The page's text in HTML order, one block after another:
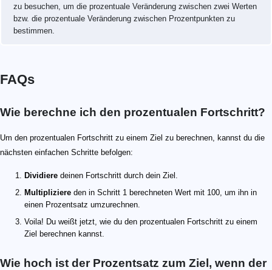
zu besuchen, um die prozentuale Veränderung zwischen zwei Werten
bzw. die prozentuale Veränderung zwischen Prozentpunkten zu
bestimmen.
FAQs
Wie berechne ich den prozentualen Fortschritt?
Um den prozentualen Fortschritt zu einem Ziel zu berechnen, kannst du die
nächsten einfachen Schritte befolgen:
Dividiere deinen Fortschritt durch dein Ziel.
Multipliziere den in Schritt 1 berechneten Wert mit 100, um ihn in
einen Prozentsatz umzurechnen.
Voila! Du weißt jetzt, wie du den prozentualen Fortschritt zu einem
Ziel berechnen kannst.
Wie hoch ist der Prozentsatz zum Ziel, wenn der